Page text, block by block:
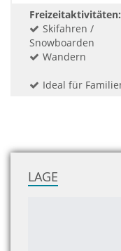
Freizeitaktivitäten:
Skifahren /
Snowboarden
Wandern
Ideal für
LAGE